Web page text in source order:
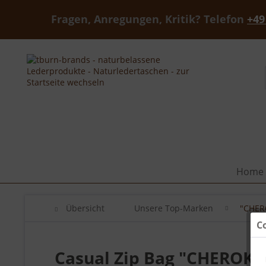
Fragen, Anregungen, Kritik? Telefon
Home
Übersicht Unsere Top-Marken
Casual Zip Bag